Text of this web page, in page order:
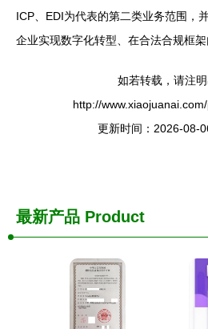
ICP、EDI为代表的第二类业务范围，
企业实现数字化转型、在合法合规框架
如若转载，请注明
http://
更新时间：2026-08-
最新产品 Product